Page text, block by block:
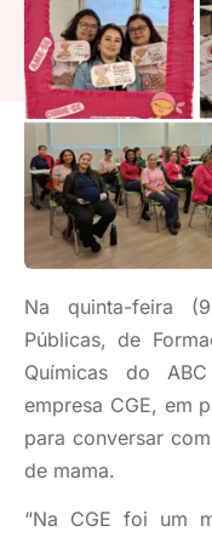
Na quinta-feira
Públicas, de
Químicas do
empresa CGE, em
para conversar
de mama.
“Na CGE foi um